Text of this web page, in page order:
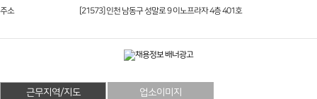
주소 [21573] 인천 남동구 성말로 9 이노프라자 4층 401호
근무지역/지도 업소이미지